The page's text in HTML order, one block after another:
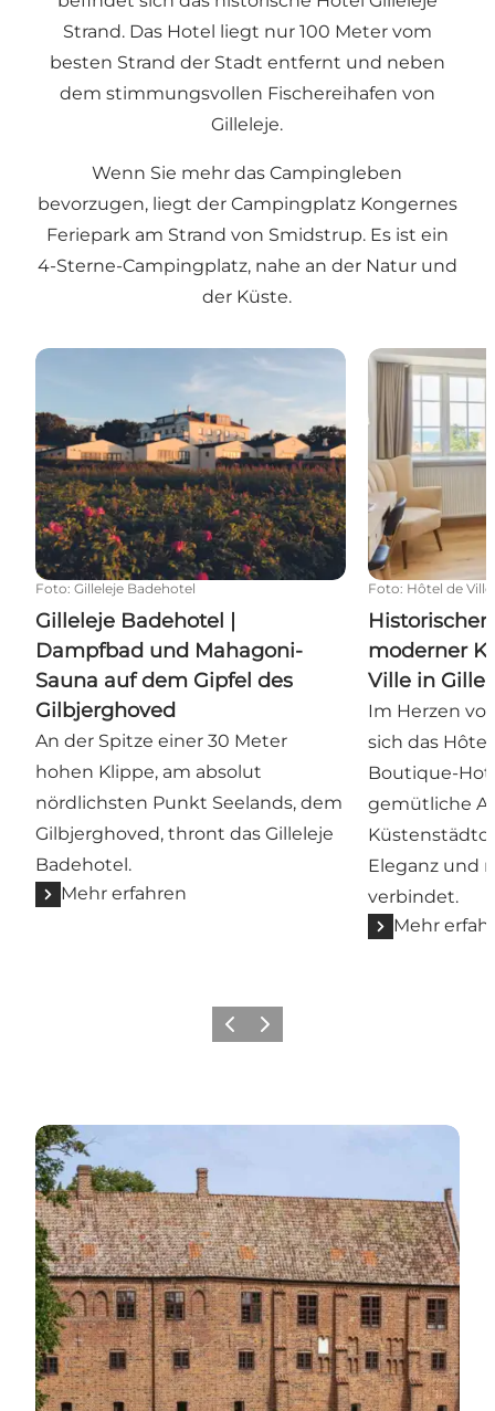
Strand. Das Hotel liegt nur 100 Meter vom
besten Strand der Stadt entfernt und neben
dem stimmungsvollen Fischereihafen von
Gilleleje.
Wenn Sie mehr das Campingleben
bevorzugen, liegt der Campingplatz Kongernes
Feriepark am Strand von Smidstrup. Es ist ein
4-Sterne-Campingplatz, nahe an der Natur und
der Küste.
Gilleleje Badehotel | Dampfbad und Mahagoni-
Foto: Gilleleje Badehotel
Gilleleje Badehotel |
Dampfbad und Mahagoni-
Sauna auf dem Gipfel des
Gilbjerghoved
An der Spitze einer 30 Meter
hohen Klippe, am absolut
nördlichsten Punkt Seelands, dem
Gilbjerghoved, thront das Gilleleje
Badehotel.
Mehr erfahren
Historischer
Foto: Hôtel de Ville
moderner
Ville in
Im Herzen
sich das
Boutique-
gemütliche
Eleganz und
verbindet.
Mehr
ZurückWeiter
Mehr erfahren